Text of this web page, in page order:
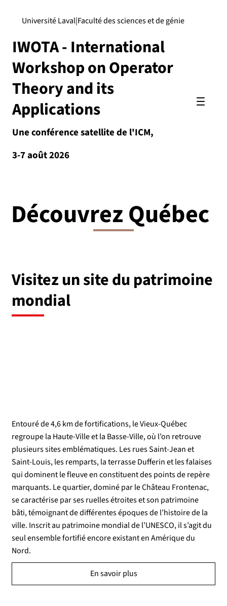
IWOTA - International
Workshop on Operator
Theory and its
Applications
Une conférence satellite de l'ICM,
3-7 août 2026
|
Université Laval Faculté des sciences et de génie
Découvrez Québec
Visitez un site du patrimoine
mondial
Entouré de 4,6 km de fortifications, le Vieux-Québec
regroupe la Haute-Ville et la Basse-Ville, où l’on retrouve
plusieurs sites emblématiques. Les rues Saint-Jean et
Saint-Louis, les remparts, la terrasse Dufferin et les falaises
qui dominent le fleuve en constituent des points de repère
marquants. Le quartier, dominé par le Château Frontenac,
se caractérise par ses ruelles étroites et son patrimoine
bâti, témoignant de différentes époques de l’histoire de la
ville. Inscrit au patrimoine mondial de l’UNESCO, il s’agit du
seul ensemble fortifié encore existant en Amérique du
Nord.
En savoir plus